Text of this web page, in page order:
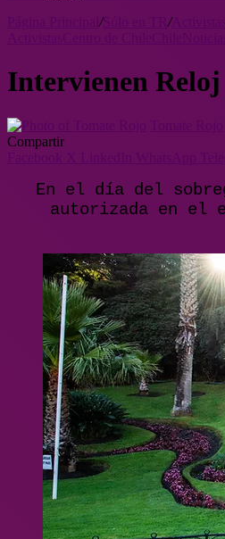
/Sólo en TR /Activistas
Intervienen Reloj
Compartir
En el día del
autorizada en el